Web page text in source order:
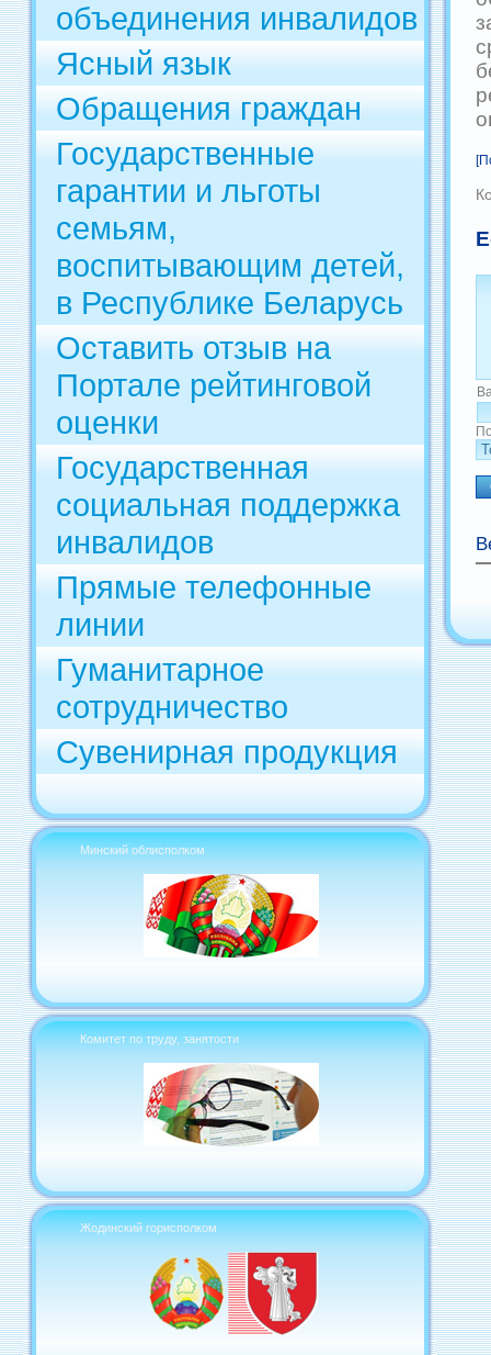
объединения инвалидов
Ясный язык
Обращения граждан
Государственные
гарантии и льготы
семьям,
воспитывающим детей,
в Республике Беларусь
Оставить отзыв на
Портале рейтинговой
оценки
Государственная
социальная поддержка
инвалидов
Прямые телефонные
линии
Гуманитарное
сотрудничество
Сувенирная продукция
Минский облисполком
Комитет по труду, занятости
Жодинский горисполком